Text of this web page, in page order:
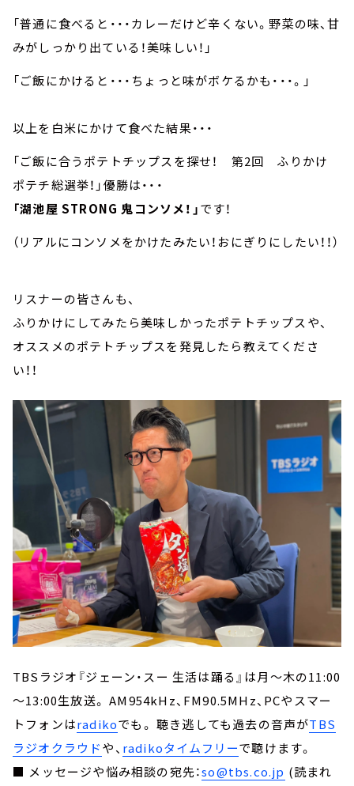
「普通に食べると・・・カレーだけど辛くない。野菜の味、甘
みがしっかり出ている！美味しい！」
「ご飯にかけると・・・ちょっと味がボケるかも・・・。」
以上を白米にかけて食べた結果・・・
「ご飯に合うポテトチップスを探せ！ 第2回 ふりかけ
ポテチ総選挙！」優勝は・・・
「湖池屋 STRONG 鬼コンソメ！」です！
（リアルにコンソメをかけたみたい！おにぎりにしたい！！）
リスナーの皆さんも、
ふりかけにしてみたら美味しかったポテトチップスや、
オススメのポテトチップスを発見したら教えてくださ
い！！
TBSラジオ『ジェーン・スー 生活は踊る』は月～木の11:00
～13:00生放送。 AM954kHz、FM90.5MHz、PCやスマー
トフォンはradikoでも。 聴き逃しても過去の音声がTBS
ラジオクラウドや、 radikoタイムフリーで聴けます。
■ メッセージや悩み相談の宛先：so@tbs.co.jp (読まれ